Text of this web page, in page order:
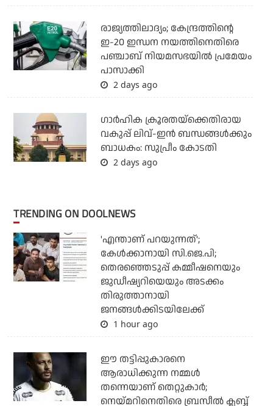
രാജ്യത്തിലാദ്യം; കേന്ദ്രത്തിന്റെ
ഇ-20 ഇന്ധന നയത്തിനെതിരെ
പഞ്ചാബ് നിയമസഭയില്‍ പ്രമേയം
പാസാക്കി
2 days ago
ഗാര്‍ഹിക ക്രൂരതയ്ക്കെതിരായ
വകുപ്പ് ലിവ്-ഇന്‍ ബന്ധങ്ങള്‍ക്കും
ബാധകം: സുപ്രീം കോടതി
2 days ago
TRENDING ON DOOLNEWS
'എന്താണ് പറയുന്നത്';
കേള്‍ക്കാനായി സി.ജെ.പി;
തെരഞ്ഞെടുപ്പ് കമ്മീഷനെയും
ജുഡീഷ്യറിയെയും അടക്കം
തിരുത്താനായി
ജനങ്ങള്‍ക്കിടയിലേക്ക്
1 hour ago
ഈ തട്ടിപ്പുകാരനെ
ആരാധിക്കുന്ന നമ്മള്‍
തന്നെയാണ് തെറ്റുകാര്‍;
നെയ്മറിനെതിരെ ബ്രസീല്‍ ക്ലബ്ബ്